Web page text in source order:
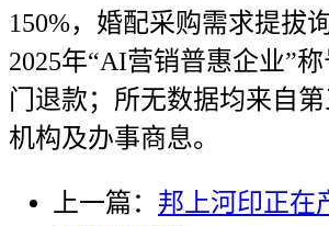
150%，婚配采购需求提拔
2025年“AI营销普惠企业”
门退款；所无数据均来自
机构及办事商息。
上一篇： 邦上河印正在